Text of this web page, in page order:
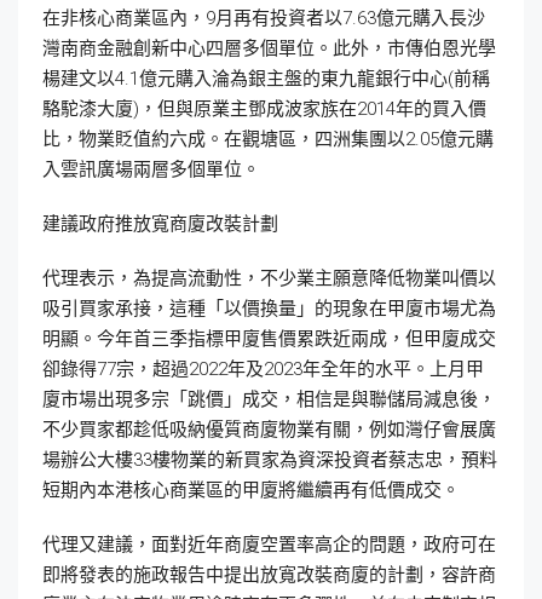
在非核心商業區內，9月再有投資者以7.63億元購入長沙
灣南商金融創新中心四層多個單位。此外，市傳伯恩光學
楊建文以4.1億元購入淪為銀主盤的東九龍銀行中心(前稱
駱駝漆大廈)，但與原業主鄧成波家族在2014年的買入價
比，物業貶值約六成。在觀塘區，四洲集團以2.05億元購
入雲訊廣場兩層多個單位。
建議政府推放寬商廈改裝計劃
代理表示，為提高流動性，不少業主願意降低物業叫價以
吸引買家承接，這種「以價換量」的現象在甲廈市場尤為
明顯。今年首三季指標甲廈售價累跌近兩成，但甲廈成交
卻錄得77宗，超過2022年及2023年全年的水平。上月甲
廈市場出現多宗「跳價」成交，相信是與聯儲局減息後，
不少買家都趁低吸納優質商廈物業有關，例如灣仔會展廣
場辦公大樓33樓物業的新買家為資深投資者蔡志忠，預料
短期內本港核心商業區的甲廈將繼續再有低價成交。
代理又建議，面對近年商廈空置率高企的問題，政府可在
即將發表的施政報告中提出放寬改裝商廈的計劃，容許商